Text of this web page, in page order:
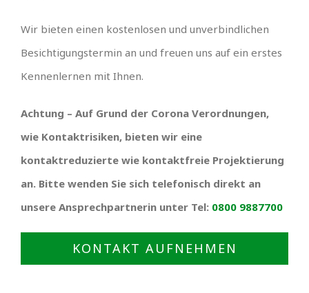
Wir bieten einen kostenlosen und unverbindlichen
Besichtigungstermin an und freuen uns auf ein erstes
Kennenlernen mit Ihnen.
Achtung – Auf Grund der Corona Verordnungen,
wie Kontaktrisiken, bieten wir eine
kontaktreduzierte wie kontaktfreie Projektierung
an. Bitte wenden Sie sich telefonisch direkt an
unsere Ansprechpartnerin unter Tel: 0800 9887700
KONTAKT AUFNEHMEN